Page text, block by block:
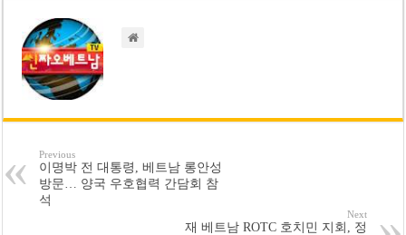
Previous
이명박 전 대통령, 베트남 롱안성
방문… 양국 우호협력 간담회 참
석
Next
재 베트남 ROTC 호치민 지회, 정